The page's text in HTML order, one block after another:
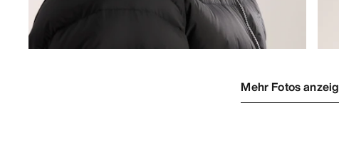
Mehr Fotos